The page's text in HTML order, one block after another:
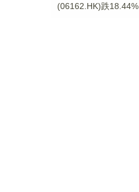
(06162.HK)跌18.44%